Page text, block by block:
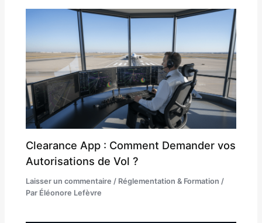
Clearance App : Comment Demander vos
Autorisations de Vol ?
Laisser un commentaire / Réglementation & Formation /
Par Éléonore Lefèvre